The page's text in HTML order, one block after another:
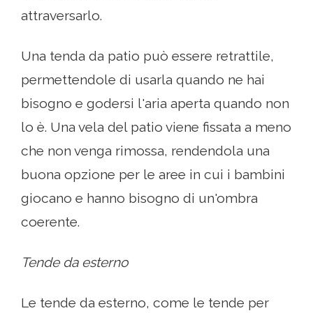
attraversarlo.
Una tenda da patio può essere retrattile,
permettendole di usarla quando ne hai
bisogno e godersi l'aria aperta quando non
lo è. Una vela del patio viene fissata a meno
che non venga rimossa, rendendola una
buona opzione per le aree in cui i bambini
giocano e hanno bisogno di un'ombra
coerente.
Tende da esterno
Le tende da esterno, come le tende per